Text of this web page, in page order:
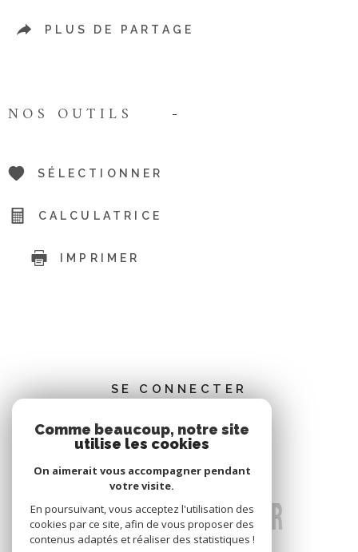
PLUS DE PARTAGE
NOS OUTILS
SÉLECTIONNER
CALCULATRICE
IMPRIMER
SE CONNECTER
ESPACE PROPRIÉTAIRE
Comme beaucoup, notre site
utilise les cookies
On aimerait vous accompagner pendant
votre visite.
En poursuivant, vous acceptez l'utilisation des
cookies par ce site, afin de vous proposer des
contenus adaptés et réaliser des statistiques !